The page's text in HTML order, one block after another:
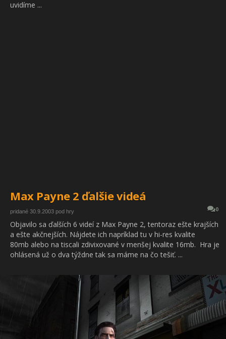
uvidíme ...
Max Payne 2 ďalšie videá
0
pridané 30.9.2003 pod hry
Objavilo sa ďalších 6 videí z Max Payne 2, tentoraz ešte krajších
a ešte akčnejších. Nájdete ich napríklad tu v hi-res kvalite
80mb alebo na tiscali zdivixované v menšej kvalite 16mb. Hra je
ohlásená už o dva týždne tak sa máme na čo tešiť. ...